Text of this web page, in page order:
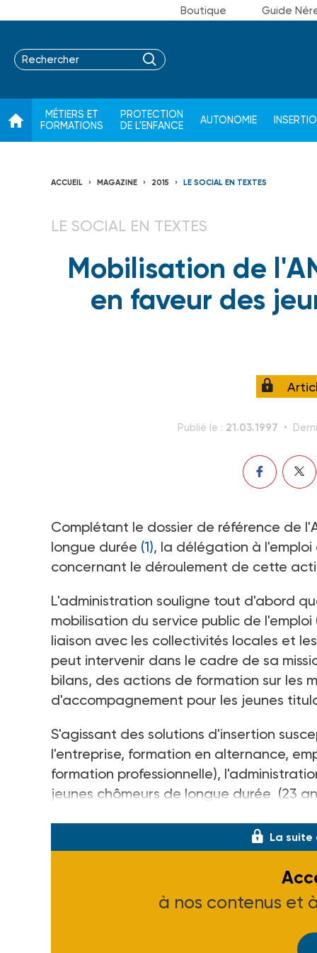
Boutique Guide
MÉTIERS ET
FORMATIONS
PROTECTION
DE L'ENFANCE
AUTONOMIE
ACCUEIL MAGAZINE 2015 LE SOCIAL EN TEXTES
LE SOCIAL EN TEXTES
Mobilisation de
en faveur des
Publié le : 21.03.1997
Complétant le dossier de référence de
longue durée (1), la délégation à
concernant le déroulement de cette
L'administration souligne tout d'abord
mobilisation du service public de
liaison avec les collectivités locales et
peut intervenir dans le cadre de sa
bilans, des actions de formation sur les
d'accompagnement pour les jeunes
S'agissant des solutions d'insertion
l'entreprise, formation en alternance,
formation professionnelle),
jeunes chômeurs de longue durée (23
La suite
à nos contenus et